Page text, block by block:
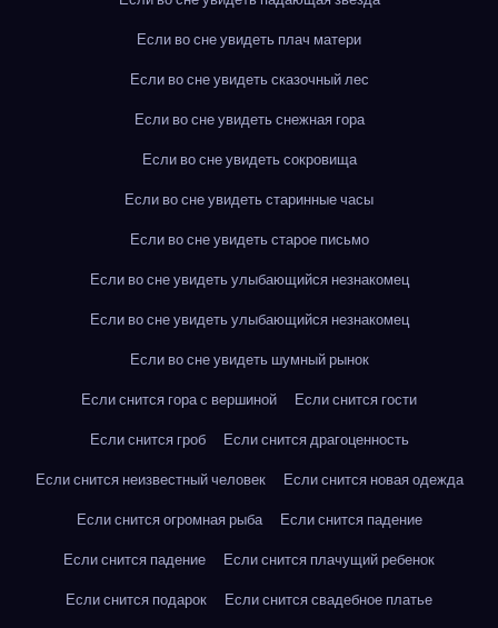
Если во сне увидеть плач матери
Если во сне увидеть сказочный лес
Если во сне увидеть снежная гора
Если во сне увидеть сокровища
Если во сне увидеть старинные часы
Если во сне увидеть старое письмо
Если во сне увидеть улыбающийся незнакомец
Если во сне увидеть улыбающийся незнакомец
Если во сне увидеть шумный рынок
Если снится гора с вершиной
Если снится гости
Если снится гроб
Если снится драгоценность
Если снится неизвестный человек
Если снится новая одежда
Если снится огромная рыба
Если снится падение
Если снится падение
Если снится плачущий ребенок
Если снится подарок
Если снится свадебное платье